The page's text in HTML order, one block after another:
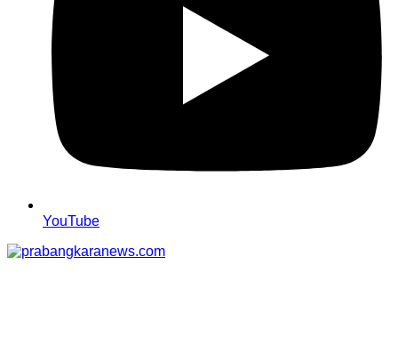
YouTube